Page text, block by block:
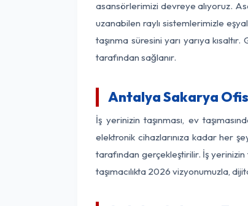
asansörlerimizi devreye alıyoruz.
uzanabilen raylı sistemlerimizle
taşınma süresini yarı yarıya
tarafından sağlanır.
Antalya Sakarya
İş yerinizin taşınması, ev
elektronik cihazlarınıza kadar her
tarafından gerçekleştirilir. İş
taşımacılıkta 2026 vizyonumuzla,